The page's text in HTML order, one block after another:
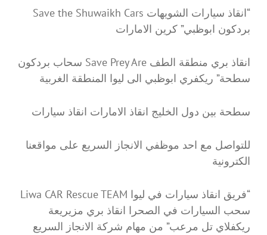
“انقاذ سيارات الشويهات Save the Shuwaikh Cars
بردكون ابوظبي” كرين الامارات
انقاذ بري منطقة الطف Save Prey Are سحاب بردكون
سطحة” ريكفري ابوظبي الى ليوا المنطقة الغربية
سطحة بين دول الخليج انقاذ الامارات انقاذ سيارات
للتواصل مع احد موظفي الانجاز السريع على مواقعنا
الكترونية
“فريق انقاذ سيارات في ليوا Liwa CAR Rescue TEAM
سحب السيارات في الصحرا انقاذ بري مزيريعة
ريكفلاي تل مرعب” من مهام شركة الانجاز السريع